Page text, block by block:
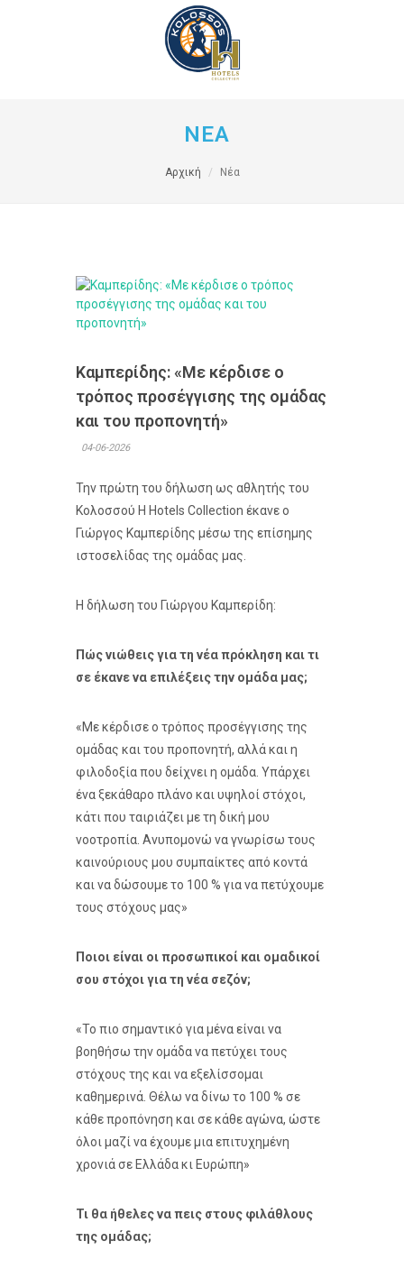
ΝΕΑ
Αρχική Νέα
Καμπερίδης: «Με κέρδισε ο
τρόπος προσέγγισης της ομάδας
και του προπονητή»
04-06-2026
Την πρώτη του δήλωση ως αθλητής του
Κολοσσού H Hotels Collection έκανε ο
Γιώργος Καμπερίδης μέσω της επίσημης
ιστοσελίδας της ομάδας μας.
Η δήλωση του Γιώργου Καμπερίδη:
Πώς νιώθεις για τη νέα πρόκληση και τι
σε έκανε να επιλέξεις την ομάδα μας;
«Με κέρδισε ο τρόπος προσέγγισης της
ομάδας και του προπονητή, αλλά και η
φιλοδοξία που δείχνει η ομάδα. Υπάρχει
ένα ξεκάθαρο πλάνο και υψηλοί στόχοι,
κάτι που ταιριάζει με τη δική μου
νοοτροπία. Ανυπομονώ να γνωρίσω τους
καινούριους μου συμπαίκτες από κοντά
και να δώσουμε το 100 % για να πετύχουμε
τους στόχους μας»
Ποιοι είναι οι προσωπικοί και ομαδικοί
σου στόχοι για τη νέα σεζόν;
«Το πιο σημαντικό για μένα είναι να
βοηθήσω την ομάδα να πετύχει τους
στόχους της και να εξελίσσομαι
καθημερινά. Θέλω να δίνω το 100 % σε
κάθε προπόνηση και σε κάθε αγώνα, ώστε
όλοι μαζί να έχουμε μια επιτυχημένη
χρονιά σε Ελλάδα κι Ευρώπη»
Τι θα ήθελες να πεις στους φιλάθλους
της ομάδας;